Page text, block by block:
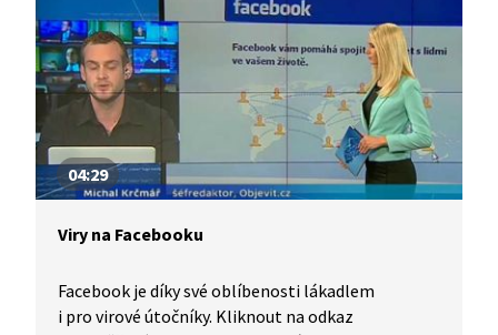
nim.
04:29
Viry na Facebooku
Facebook je díky své oblíbenosti lákadlem
i pro virové útočníky. Kliknout na odkaz